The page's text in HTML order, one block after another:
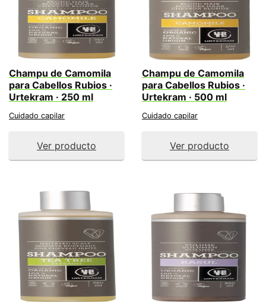
Champu de Camomila
para Cabellos Rubios ·
Urtekram · 250 ml
Cuidado capilar
Ver producto
Champu de Camomila
para Cabellos Rubios ·
Urtekram · 500 ml
Cuidado capilar
Ver producto